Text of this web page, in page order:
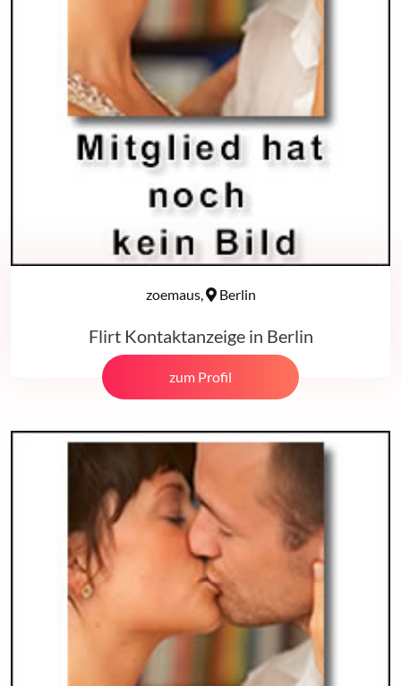
zoemaus, Berlin
Flirt Kontaktanzeige in Berlin
zum Profil